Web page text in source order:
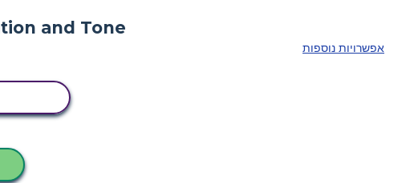
אפשרויות נוספות